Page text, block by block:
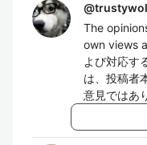
@
The
own views
よび対応す
は、投稿者
意見ではあ